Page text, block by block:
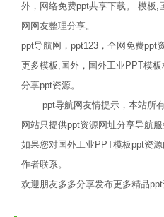
外，网络免费ppt共享下载。 模板,
网网友整理分享。
ppt导航网，ppt123，全网免费ppt
更多模板,国外，国外工业PPT模
分享ppt资源。
ppt导航网友情提示，本站所
网站只提供ppt资源网址分享导航服
如果您对国外工业PPT模板ppt资
作者联系。
欢迎朋友多多分享发布更多精品ppt